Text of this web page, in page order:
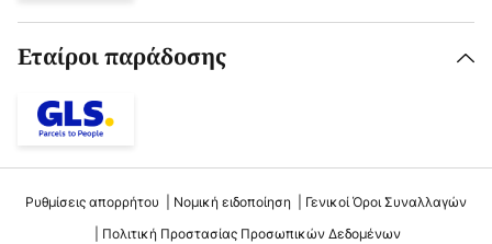
Εταίροι παράδοσης
Ρυθμίσεις απορρήτου Νομική ειδοποίηση
Γενικοί Όροι Συναλλαγών
Πολιτική Προστασίας Προσωπικών Δεδομένων